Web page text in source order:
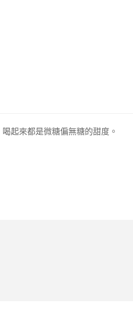
喝起來都是微糖偏無糖的甜度。